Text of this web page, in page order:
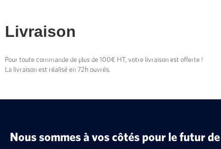
Livraison
Pour toute commande de plus de 100€ HT, votre livraison est offerte !
La livraison est réalisé en 72h ouvrés.
Nous sommes à vos côtés pour le futur de